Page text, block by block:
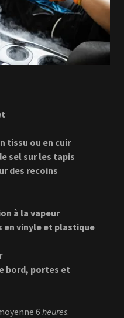
tissu ou en cuir
sel sur les tapis
des recoins
à la vapeur
en vinyle et plastique
bord, portes et
6 heures.